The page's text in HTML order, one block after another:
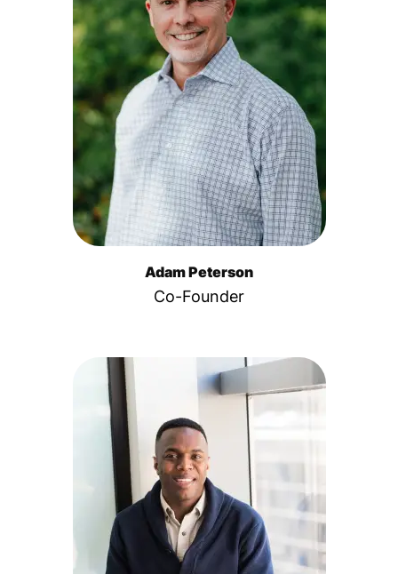
Adam Peterson
Co-Founder